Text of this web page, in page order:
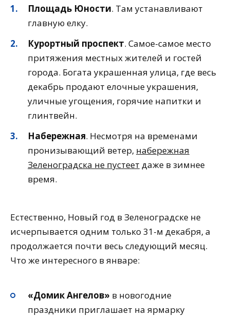
Площадь Юности. Там устанавливают
главную елку.
Курортный проспект. Самое-самое место
притяжения местных жителей и гостей
города. Богата украшенная улица, где весь
декабрь продают елочные украшения,
уличные угощения, горячие напитки и
глинтвейн.
Набережная. Несмотря на временами
пронизывающий ветер, набережная
Зеленоградска не пустеет даже в зимнее
время.
Естественно, Новый год в Зеленоградске не
исчерпывается одним только 31-м декабря, а
продолжается почти весь следующий месяц.
Что же интересного в январе:
«Домик Ангелов» в новогодние
праздники приглашает на ярмарку